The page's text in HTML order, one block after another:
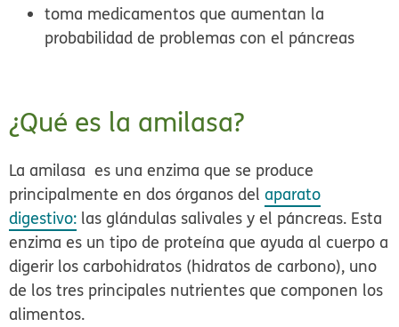
toma medicamentos que aumentan la
probabilidad de problemas con el páncreas
¿Qué es la amilasa?
La amilasa es una enzima que se produce
principalmente en dos órganos delaparato
digestivo: las glándulas salivales y el páncreas. Esta
enzima es un tipo de proteína que ayuda al cuerpo a
digerir los carbohidratos (hidratos de carbono), uno
de los tres principales nutrientes que componen los
alimentos.